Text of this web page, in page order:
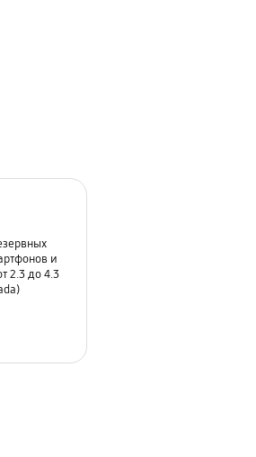
и
2.3 до 4.3